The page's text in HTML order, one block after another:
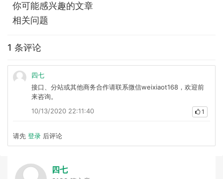
你可能感兴趣的文章
相关问题
1 条评论
四七
接口、分站或其他商务合作请联系微信weixiaot168，欢迎前
来咨询。
10/13/2020 22:11:40
1
请先 登录 后评论
四七